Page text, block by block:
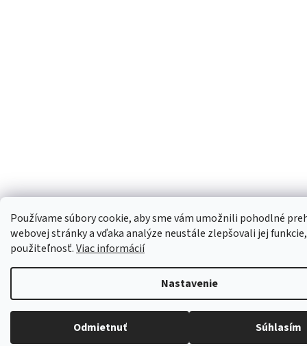
Používame súbory cookie, aby sme vám umožnili pohodlné
webovej stránky a vďaka analýze neustále zlepšovali jej
použiteľnosť.Viac informácií
Nastavenie
Odmietnuť Súhlasím